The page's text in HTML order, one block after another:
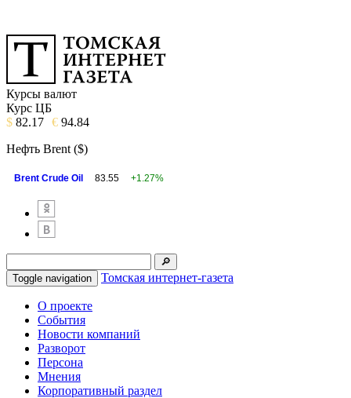
Курсы валют
Курс ЦБ
$ 82.17 € 94.84
Нефть Brent ($)
Brent Crude Oil 83.55 +1.27%
Toggle navigation Томская интернет-газета
О проекте
События
Новости компаний
Разворот
Персона
Мнения
Корпоративный раздел